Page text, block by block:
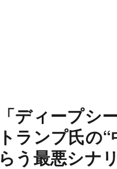
「ディープ
トランプ氏の
らう最悪シナ